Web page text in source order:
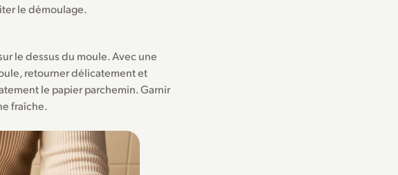
le démoulage.
le dessus du moule. Avec une
retourner délicatement et
le papier parchemin. Garnir
fraîche.